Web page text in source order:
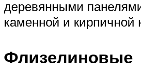
деревянными
каменной и кирпичной
Флизелиновые